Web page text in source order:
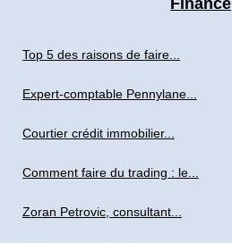
Finance
Top 5 des raisons de faire...
Expert-comptable Pennylane...
Courtier crédit immobilier...
Comment faire du trading : le...
Zoran Petrovic, consultant...